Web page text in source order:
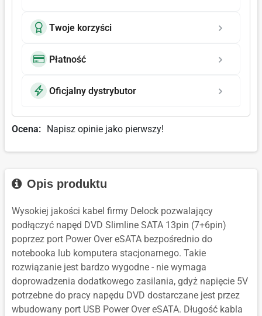
Twoje korzyści
Płatność
Oficjalny dystrybutor
Ocena: Napisz opinie jako pierwszy!
Opis produktu
Wysokiej jakości kabel firmy Delock pozwalający
podłączyć napęd DVD Slimline SATA 13pin (7+6pin)
poprzez port Power Over eSATA bezpośrednio do
notebooka lub komputera stacjonarnego. Takie
rozwiązanie jest bardzo wygodne - nie wymaga
doprowadzenia dodatkowego zasilania, gdyż napięcie 5V
potrzebne do pracy napędu DVD dostarczane jest przez
wbudowany port USB Power Over eSATA. Długość kabla